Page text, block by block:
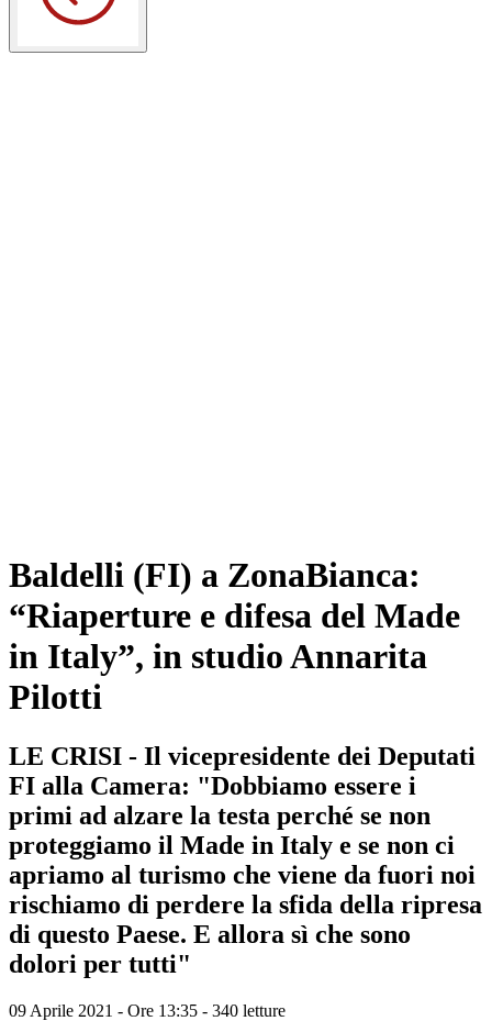
Baldelli (FI) a ZonaBianca:
“Riaperture e difesa del Made
in Italy”, in studio Annarita
Pilotti
LE CRISI - Il vicepresidente dei Deputati
FI alla Camera: "Dobbiamo essere i
primi ad alzare la testa perché se non
proteggiamo il Made in Italy e se non ci
apriamo al turismo che viene da fuori noi
rischiamo di perdere la sfida della ripresa
di questo Paese. E allora sì che sono
dolori per tutti"
09 Aprile 2021 - Ore 13:35 - 340 letture